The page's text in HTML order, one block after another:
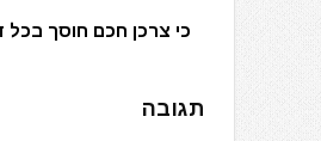
כי צרכן חכם חוסך בכל
תגובה